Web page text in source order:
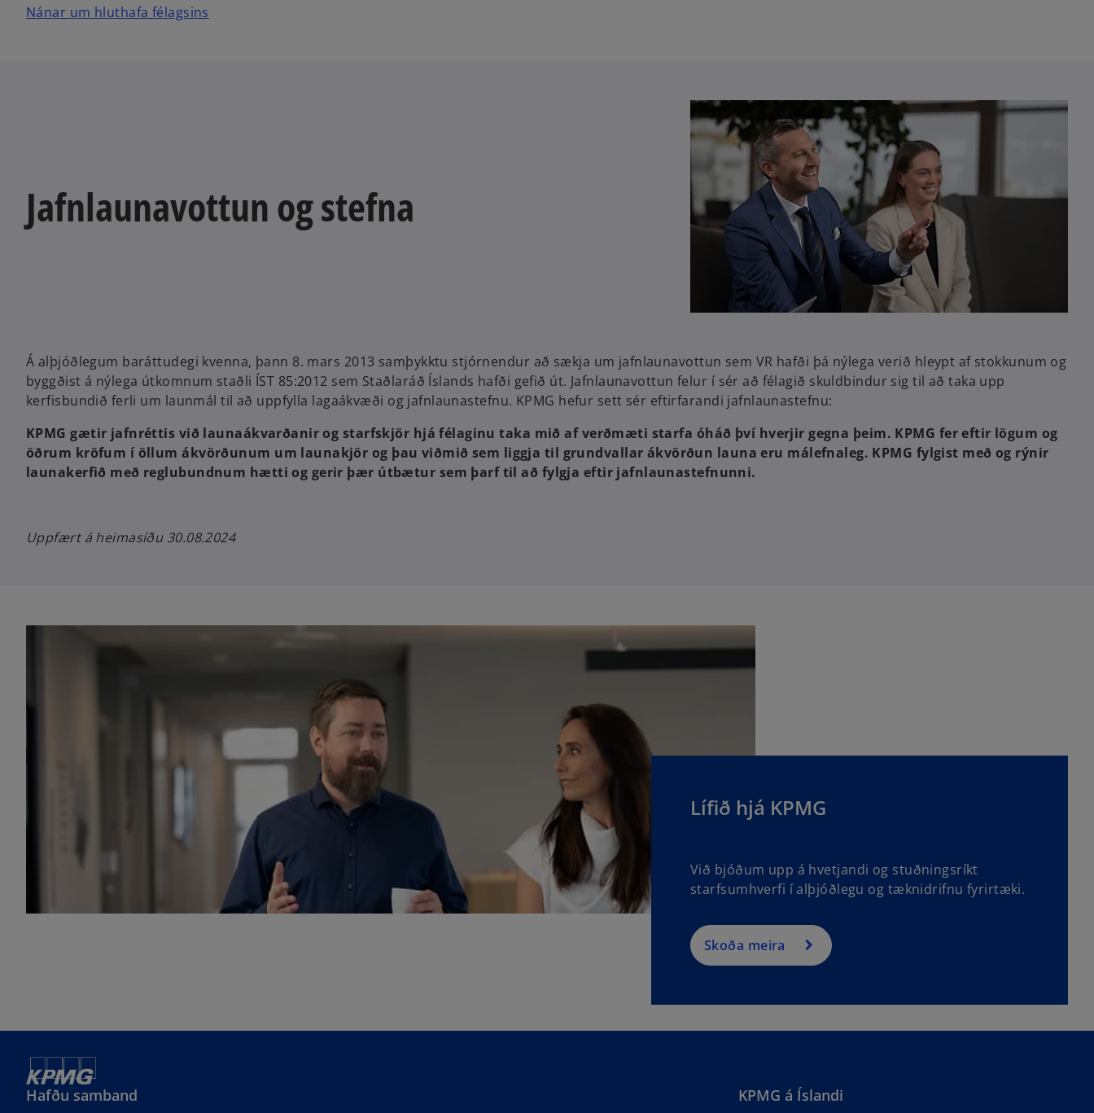
e
o
Nánar um hluthafa félagsins
Jafnlaunavottun og stefna
Á alþjóðlegum baráttudegi kvenna, þann 8. mars 2013 samþykktu stjórnendur að sækja um jafnlaunavottun sem VR hafði þá nýlega verið hleypt af stokkunum og
byggðist á nýlega útkomnum staðli ÍST 85:2012 sem Staðlaráð Íslands hafði gefið út. Jafnlaunavottun felur í sér að félagið skuldbindur sig til að taka upp
kerfisbundið ferli um launmál til að uppfylla lagaákvæði og jafnlaunastefnu. KPMG hefur sett sér eftirfarandi jafnlaunastefnu:
KPMG gætir jafnréttis við launaákvarðanir og starfskjör hjá félaginu taka mið af verðmæti starfa óháð því hverjir gegna þeim. KPMG fer eftir lögum og
öðrum kröfum í öllum ákvörðunum um launakjör og þau viðmið sem liggja til grundvallar ákvörðun launa eru málefnaleg. KPMG fylgist með og rýnir
launakerfið með reglubundnum hætti og gerir þær útbætur sem þarf til að fylgja eftir jafnlaunastefnunni.
Uppfært á heimasíðu 30.08.2024
Lífið hjá KPMG
Við bjóðum upp á hvetjandi og stuðningsríkt
starfsumhverfi í alþjóðlegu og tæknidrifnu fyrirtæki.
Skoða meira
Hafðu samband KPMG á Íslandi